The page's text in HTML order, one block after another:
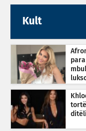
Kult